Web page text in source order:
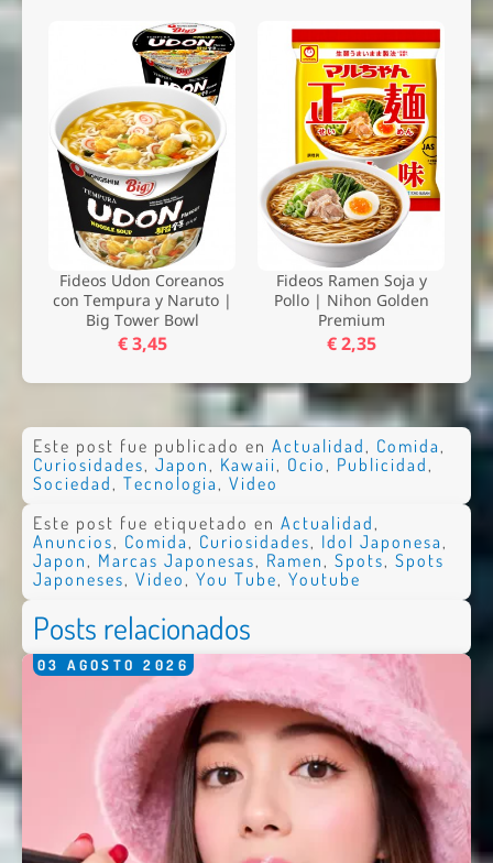
Fideos Udon Coreanos
con Tempura y Naruto |
Big Tower Bowl
€ 3,45
Fideos Ramen Soja y
Pollo | Nihon Golden
Premium
€ 2,35
Este post fue publicado en Actualidad, Comida,
Curiosidades, Japon, Kawaii, Ocio, Publicidad,
Sociedad, Tecnologia, Video
Este post fue etiquetado en Actualidad,
Anuncios, Comida, Curiosidades, Idol Japonesa,
Japon, Marcas Japonesas, Ramen, Spots, Spots
Japoneses, Video, You Tube, Youtube
Posts relacionados
03 AGOSTO 2026
Nombre *
Email *
Comentario *